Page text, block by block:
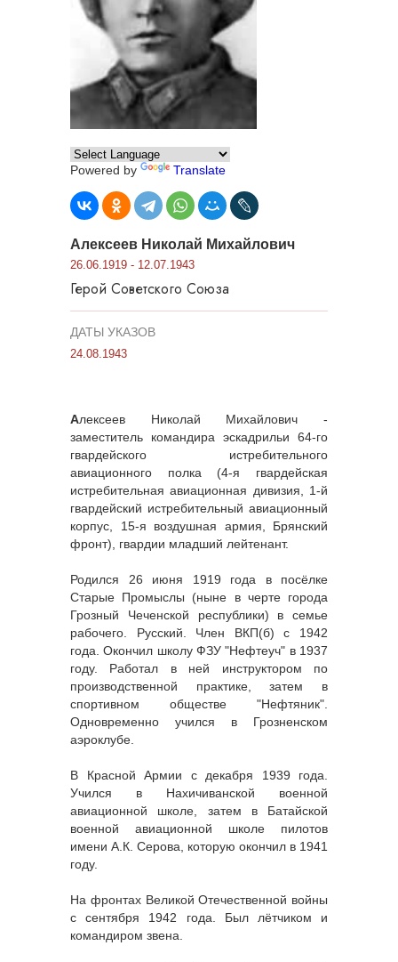
Powered by Translate
Алексеев Николай Михайлович
26.06.1919 - 12.07.1943
Герой Советского Союза
ДАТЫ УКАЗОВ
24.08.1943
Алексеев Николай Михайлович -
заместитель командира эскадрильи 64-го
гвардейского истребительного
авиационного полка (4-я гвардейская
истребительная авиационная дивизия, 1-й
гвардейский истребительный авиационный
корпус, 15-я воздушная армия, Брянский
фронт), гвардии младший лейтенант.
Родился 26 июня 1919 года в посёлке
Старые Промыслы (ныне в черте города
Грозный Чеченской республики) в семье
рабочего. Русский. Член ВКП(б) с 1942
года. Окончил школу ФЗУ "Нефтеуч" в 1937
году. Работал в ней инструктором по
производственной практике, затем в
спортивном обществе "Нефтяник".
Одновременно учился в Грозненском
аэроклубе.
В Красной Армии с декабря 1939 года.
Учился в Нахичиванской военной
авиационной школе, затем в Батайской
военной авиационной школе пилотов
имени А.К. Серова, которую окончил в 1941
году.
На фронтах Великой Отечественной войны
с сентября 1942 года. Был лётчиком и
командиром звена.